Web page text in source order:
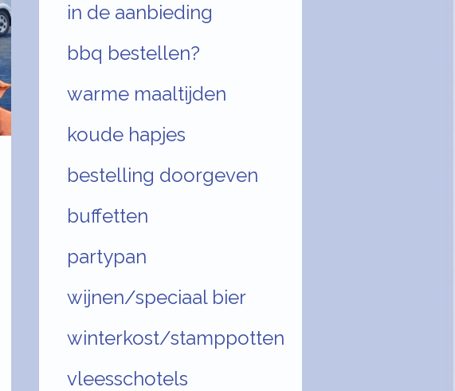
in de aanbieding
bbq bestellen?
warme maaltijden
koude hapjes
bestelling doorgeven
buffetten
partypan
wijnen/speciaal bier
winterkost/stamppotten
vleesschotels